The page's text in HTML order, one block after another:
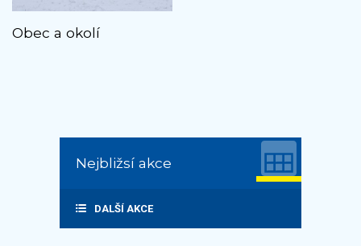
Obec a okolí
Nejbližsí akce
DALŠÍ AKCE